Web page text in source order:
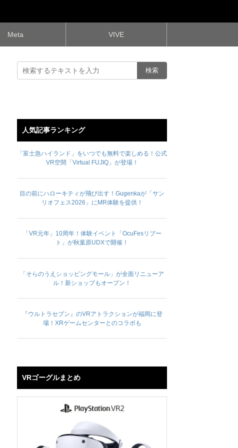
Meta VIVE
人気記事ランキング
「富士急ハイランド」をいつでも無料で楽しめる！公式
VR空間「Virtual FUJIQ」が登場！
目の前にハローキティが飛び出す！Gugenkaが「サン
リオフェス2026」にMR体験を提供！
「VR元年」10周年！体験イベント「OcuFesリブー
ト」が秋葉原UDXで開催！
「そらのうえショッピングモール」が全面リニューア
ル！新ショップもオープン！
『ウルトラセブン』のVRアトラクションが福岡に登
場！XRゲームセンターとのコラボも
VRゴーグルまとめ